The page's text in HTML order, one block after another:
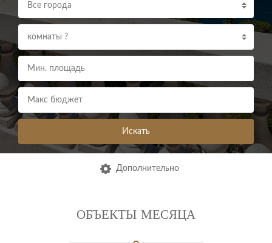
Все города
комнаты ?
Искать
Дополнительно
ОБЪЕКТЫ МЕСЯЦА